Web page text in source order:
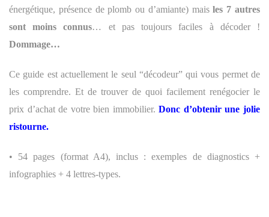
énergétique, présence de plomb ou d’amiante) maisles 7 autres
sont moins connus… et pas toujours faciles à décoder !
Dommage…
Ce guide est actuellement le seul “décodeur” qui vous permet de
les comprendre. Et de trouver de quoi facilement renégocier le
prix d’achat de votre bien immobilier.Donc d’obtenir une jolie
ristourne.
• 54 pages (format A4), inclus : exemples de diagnostics +
infographies + 4 lettres-types.